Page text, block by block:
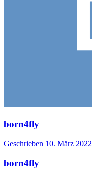
born4fly
Geschrieben 10. März 2022
born4fly